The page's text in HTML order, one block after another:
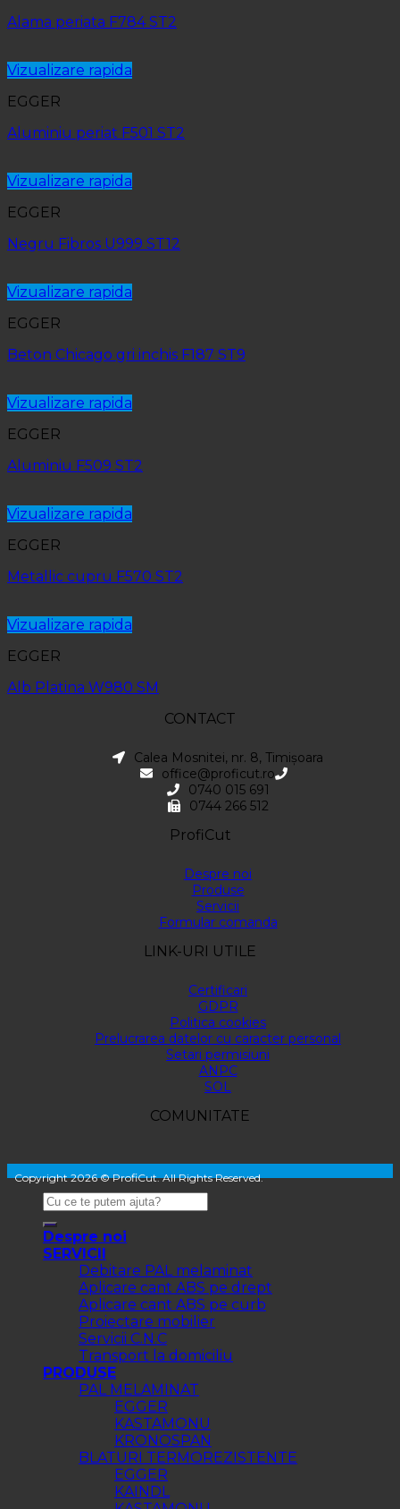
Alama periata F784 ST2
Vizualizare rapida
EGGER
Aluminiu periat F501 ST2
Vizualizare rapida
EGGER
Negru Fibros U999 ST12
Vizualizare rapida
EGGER
Beton Chicago gri inchis F187 ST9
Vizualizare rapida
EGGER
Aluminiu F509 ST2
Vizualizare rapida
EGGER
Metallic cupru F570 ST2
Vizualizare rapida
EGGER
Alb Platina W980 SM
CONTACT
Calea Mosnitei, nr. 8, Timișoara
office@proficut.ro
0740 015 691
0744 266 512
ProfiCut
Despre noi
Produse
Servicii
Formular comanda
LINK-URI UTILE
Certificari
GDPR
Politica cookies
Prelucrarea datelor cu caracter personal
Setari permisiuni
ANPC
SOL
COMUNITATE
Copyright 2026 © ProfiCut. All Rights Reserved.
Despre noi
SERVICII
Debitare PAL melaminat
Aplicare cant ABS pe drept
Aplicare cant ABS pe curb
Proiectare mobilier
Servicii C.N.C
Transport la domiciliu
PRODUSE
PAL MELAMINAT
EGGER
KASTAMONU
KRONOSPAN
BLATURI TERMOREZISTENTE
EGGER
KAINDL